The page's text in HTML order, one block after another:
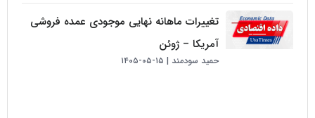
تغییرات ماهانه نهایی موجودی عمده فروشی
آمریکا – ژوئن
حمید سودمند ۱۵-۰۵-۱۴۰۵